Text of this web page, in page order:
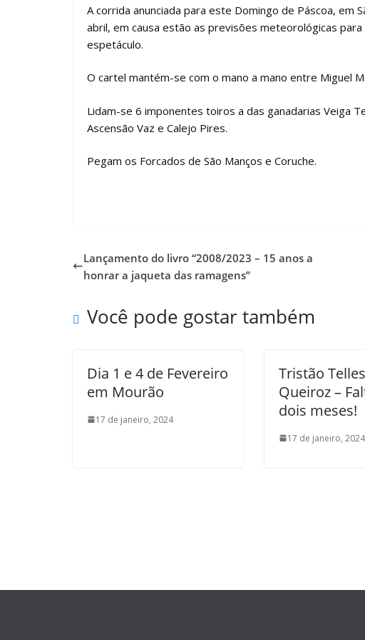
A corrida anunciada para este Domingo de Páscoa, em
abril, em causa estão as previsões meteorológicas
espetáculo.
O cartel mantém-se com o mano a mano entre Miguel
Lidam-se 6 imponentes toiros a das ganadarias Veiga
Ascensão Vaz e Calejo Pires.
Pegam os Forcados de São Manços e Coruche.
Lançamento do livro “2008/2023 – 15 anos a
honrar a jaqueta das ramagens”
Você pode gostar também
Dia 1 e 4 de Fevereiro
em Mourão
17 de janeiro, 2024
Tristão Telles
Queiroz –
dois meses!
17 de janeiro, 2024